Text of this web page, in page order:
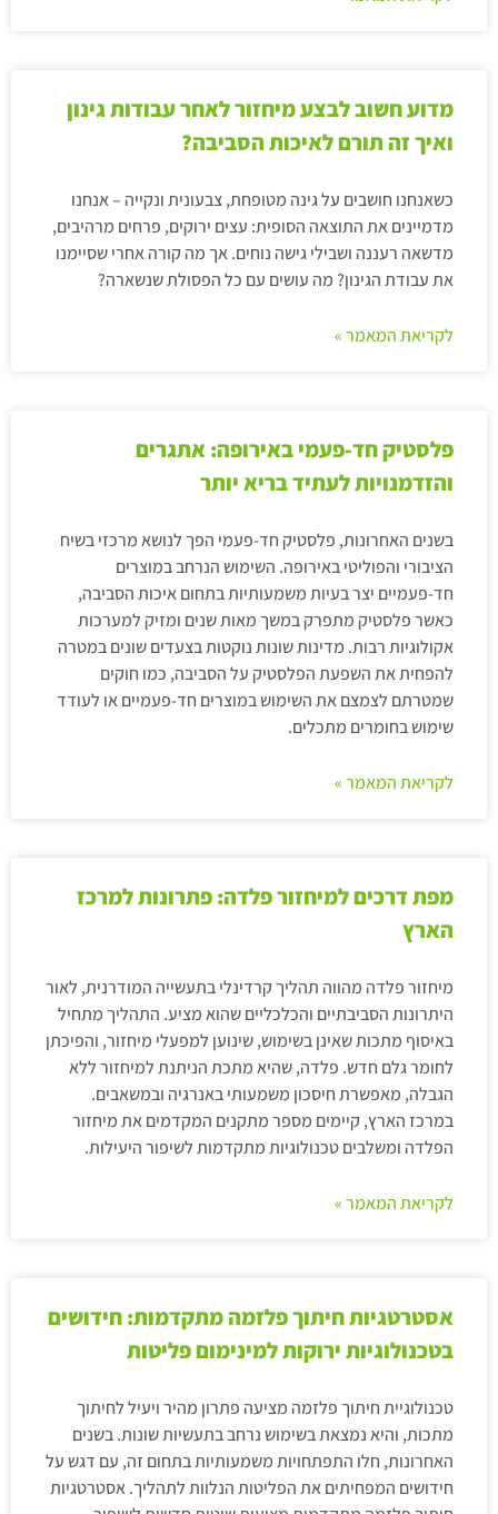
מדוע חשוב לבצע מיחזור לאחר עבודות גינון
ואיך זה תורם לאיכות הסביבה?
כשאנחנו חושבים על גינה מטופחת, צבעונית ונקייה – אנחנו
מדמיינים את התוצאה הסופית: עצים ירוקים, פרחים מרהיבים,
מדשאה רעננה ושבילי גישה נוחים. אך מה קורה אחרי שסיימנו
את עבודת הגינון? מה עושים עם כל הפסולת שנשארה?
לקריאת המאמר »
פלסטיק חד-פעמי באירופה: אתגרים
והזדמנויות לעתיד בריא יותר
בשנים האחרונות, פלסטיק חד-פעמי הפך לנושא מרכזי בשיח
הציבורי והפוליטי באירופה. השימוש הנרחב במוצרים
חד-פעמיים יצר בעיות משמעותיות בתחום איכות הסביבה,
כאשר פלסטיק מתפרק במשך מאות שנים ומזיק למערכות
אקולוגיות רבות. מדינות שונות נוקטות בצעדים שונים במטרה
להפחית את השפעת הפלסטיק על הסביבה, כמו חוקים
שמטרתם לצמצם את השימוש במוצרים חד-פעמיים או לעודד
שימוש בחומרים מתכלים.
לקריאת המאמר »
מפת דרכים למיחזור פלדה: פתרונות למרכז
הארץ
מיחזור פלדה מהווה תהליך קרדינלי בתעשייה המודרנית, לאור
היתרונות הסביבתיים והכלכליים שהוא מציע. התהליך מתחיל
באיסוף מתכות שאינן בשימוש, שינוען למפעלי מיחזור, והפיכתן
לחומר גלם חדש. פלדה, שהיא מתכת הניתנת למיחזור ללא
הגבלה, מאפשרת חיסכון משמעותי באנרגיה ובמשאבים.
במרכז הארץ, קיימים מספר מתקנים המקדמים את מיחזור
הפלדה ומשלבים טכנולוגיות מתקדמות לשיפור היעילות.
לקריאת המאמר »
אסטרטגיות חיתוך פלזמה מתקדמות: חידושים
בטכנולוגיות ירוקות למינימום פליטות
טכנולוגיית חיתוך פלזמה מציעה פתרון מהיר ויעיל לחיתוך
מתכות, והיא נמצאת בשימוש נרחב בתעשיות שונות. בשנים
האחרונות, חלו התפתחויות משמעותיות בתחום זה, עם דגש על
חידושים המפחיתים את הפליטות הנלוות לתהליך. אסטרטגיות